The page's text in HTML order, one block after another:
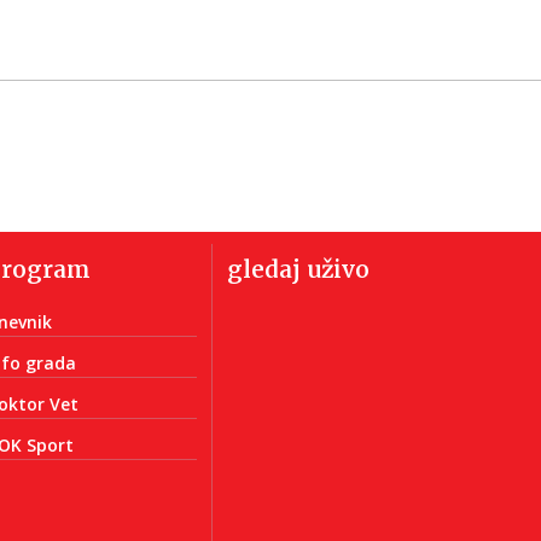
grada
Vet
Sport
gledaj uživo